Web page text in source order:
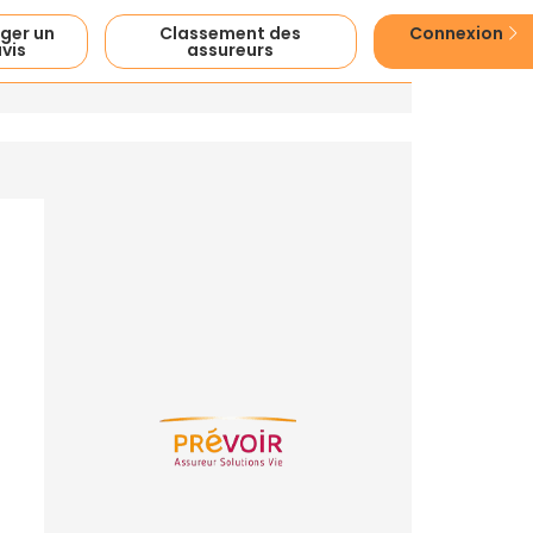
un Classement des
assureurs
Connexion